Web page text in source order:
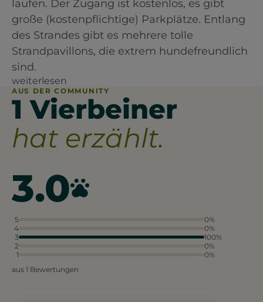
laufen. Der Zugang ist kostenlos, es gibt
große (kostenpflichtige) Parkplätze. Entlang
des Strandes gibt es mehrere tolle
Strandpavillons, die extrem hundefreundlich
sind.
weiterlesen
AUS DER COMMUNITY
1 Vierbeiner
hat erzählt.
3.0
5
0%
4
0%
3
100%
2
0%
1
0%
aus 1 Bewertungen